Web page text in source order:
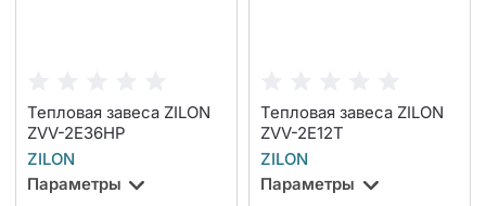
Тепловая завеса ZILON
ZVV-2E36HP
ZILON
Параметры
Тепловая завеса ZILON
ZVV-2Е12T
ZILON
Параметры